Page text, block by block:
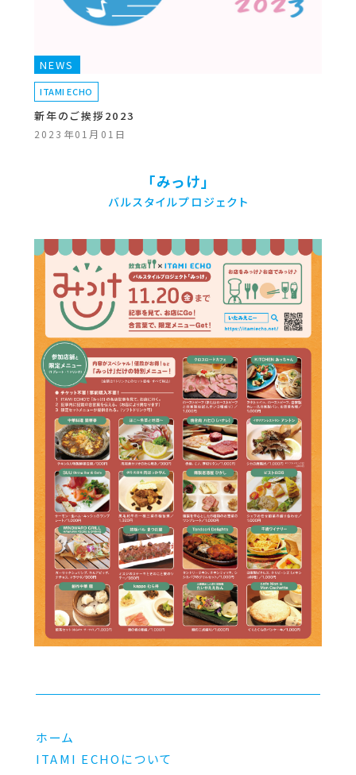
NEWS
ITAMI ECHO
新年のご挨拶2023
2023年01月01日
「みっけ」
バルスタイルプロジェクト
ホーム
ITAMI ECHOについて